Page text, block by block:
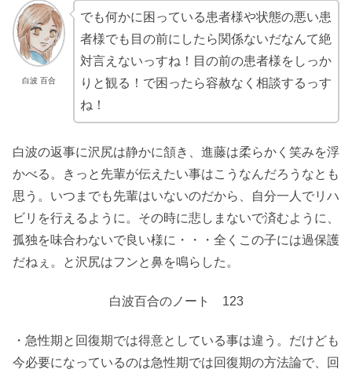
白波 百合
でも何かに困っている患者様や状態の悪い患
者様でも目の前にしたら関係ないだなんて絶
対言えないっすね！目の前の患者様をしっか
りと観る！で困ったら容赦なく相談するっす
ね！
白波の返事に沢尻は静かに頷き、進藤は柔らかく笑みを浮
かべる。きっと先輩が伝えたい事はこうなんだろうなとも
思う。いつまでも先輩はいないのだから、自分一人でリハ
ビリを行えるように。その時に悲しまないで済むように、
孤独を味合わないで良い様に・・・全くこの子には過保護
だねぇ。と沢尻はフンと鼻を鳴らした。
白波百合のノート 123
・急性期と回復期では得意としている事は違う。だけども
今必要になっているのは急性期では回復期の方法論で、回